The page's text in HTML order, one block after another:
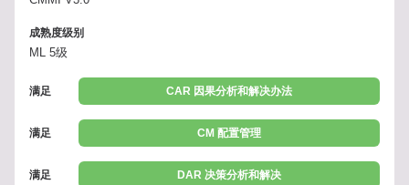
成熟度级别
ML 5级
满足 CAR 因果分析和解决办法
满足 CM 配置管理
满足 DAR 决策分析和解决